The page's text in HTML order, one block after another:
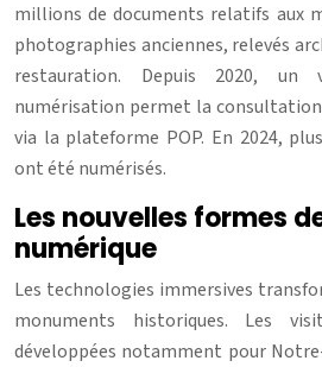
millions de documents relatifs aux
photographies anciennes, relevés
restauration. Depuis 2020, un
numérisation permet la consultation
via la plateforme POP. En 2024,
ont été numérisés.
Les nouvelles formes
numérique
Les technologies immersives
monuments historiques. Les
développées notamment pour